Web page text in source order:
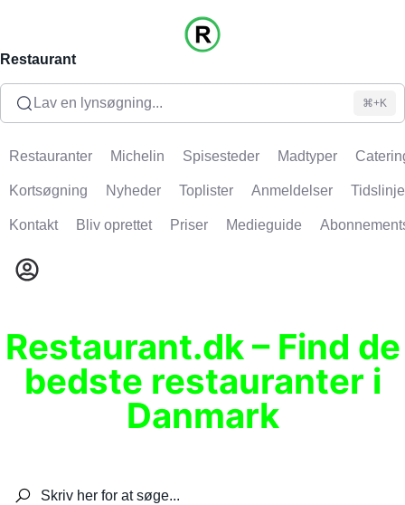
Restaurant
Lav en lynsøgning... ⌘+K
Restauranter Michelin Spisesteder Madtyper
Kortsøgning Nyheder Toplister Anmeldelser Tidslinje
Kontakt Bliv oprettet Priser Medieguide
Restaurant.dk – Find de
bedste restauranter i
Danmark